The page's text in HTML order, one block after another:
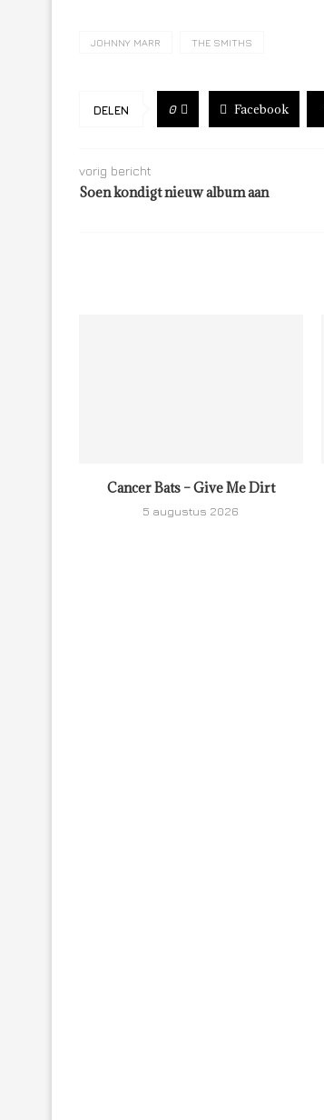
JOHNNY MARR THE SMITHS
DELEN 0 Facebook
vorig bericht
Soen kondigt nieuw album aan
Cancer Bats – Give Me Dirt
5 augustus 2026